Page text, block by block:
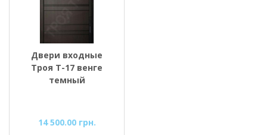
Двери входные
Троя Т-17 венге
темный
14 500.00 грн.